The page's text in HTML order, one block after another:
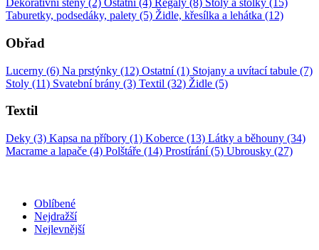
Dekorativní stěny (2) Ostatní (4) Regály (8) Stoly a stolky (15)
Taburetky, podsedáky, palety (5) Židle, křesílka a lehátka (12)
Obřad
Lucerny (6) Na prstýnky (12) Ostatní (1) Stojany a uvítací tabule (7)
Stoly (11) Svatební brány (3) Textil (32) Židle (5)
Textil
Deky (3) Kapsa na příbory (1) Koberce (13) Látky a běhouny (34)
Macrame a lapače (4) Polštáře (14) Prostírání (5) Ubrousky (27)
Oblíbené
Nejdražší
Nejlevnější